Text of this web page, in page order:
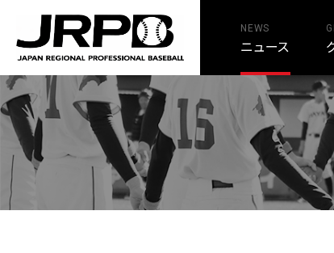
NEWS
ニュース
TOP >NEWS >2017年度学生野球資格回復制度 研修会開